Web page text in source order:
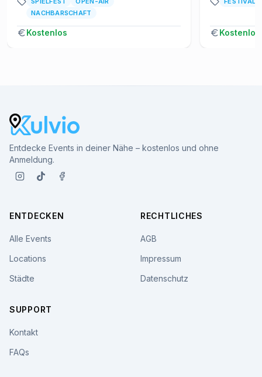
NACHBARSCHAFT
Kostenlos Kostenlos
Entdecke Events in deiner Nähe – kostenlos und ohne
Anmeldung.
ENTDECKEN
Alle Events
Locations
Städte
RECHTLICHES
AGB
Impressum
Datenschutz
SUPPORT
Kontakt
FAQs